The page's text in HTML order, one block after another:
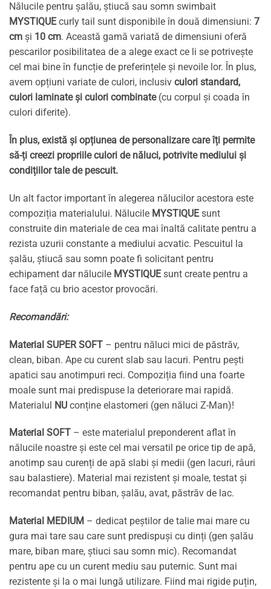
Nălucile pentru șalău, știucă sau somn swimbait
MYSTIQUEcurly tail sunt disponibile în două dimensiuni: 7
cm și 10 cm. Această gamă variată de dimensiuni oferă
pescarilor posibilitatea de a alege exact ce li se potrivește
cel mai bine în funcție de preferințele și nevoile lor. În plus,
avem opțiuni variate de culori, inclusiv culori standard,
culori laminate și culori combinate(cu corpul și coada în
culori diferite).
În plus, există și opțiunea de personalizare care îți permite
să-ți creezi propriile culori de năluci, potrivite mediului și
condițiilor tale de pescuit.
Un alt factor important în alegerea nălucilor acestora este
compoziția materialului. Nălucile MYSTIQUEsunt
construite din materiale de cea mai înaltă calitate pentru a
rezista uzurii constante a mediului acvatic. Pescuitul la
șalău, știucă sau somn poate fi solicitant pentru
echipament dar nălucile MYSTIQUEsunt create pentru a
face față cu brio acestor provocări.
Recomandări:
Material SUPER SOFT – pentru năluci mici de păstrăv,
clean, biban. Ape cu curent slab sau lacuri. Pentru pești
apatici sau anotimpuri reci. Compoziția fiind una foarte
moale sunt mai predispuse la deteriorare mai rapidă.
Materialul NU conține elastomeri (gen năluci Z-Man)!
Material SOFT – este materialul preponderent aflat în
nălucile noastre și este cel mai versatil pe orice tip de apă,
anotimp sau curenți de apă slabi și medii (gen lacuri, râuri
sau balastiere). Material mai rezistent și moale, testat și
recomandat pentru biban, șalău, avat, păstrăv de lac.
Material MEDIUM – dedicat peștilor de talie mai mare cu
gura mai tare sau care sunt predispuși cu dinți (gen șalău
mare, biban mare, știuci sau somn mic). Recomandat
pentru ape cu un curent mediu sau puternic. Sunt mai
rezistente și la o mai lungă utilizare. Fiind mai rigide puțin,